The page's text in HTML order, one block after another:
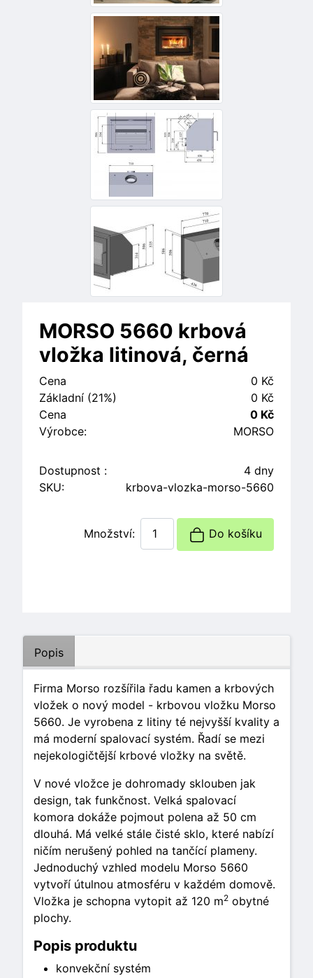
MORSO 5660 krbová
vložka litinová, černá
Cena
0 Kč
Základní (21%)
0 Kč
Cena
0 Kč
Výrobce:
MORSO
Dostupnost :
4 dny
SKU:
krbova-vlozka-morso-5660
Množství: Do košíku
Popis
Firma Morso rozšířila řadu kamen a krbových
vložek o nový model - krbovou vložku Morso
5660. Je vyrobena z litiny té nejvyšší kvality a
má moderní spalovací systém. Řadí se mezi
nejekologičtější krbové vložky na světě.
V nové vložce je dohromady sklouben jak
design, tak funkčnost. Velká spalovací
komora dokáže pojmout polena až 50 cm
dlouhá. Má velké stále čisté sklo, které nabízí
ničím nerušený pohled na tančící plameny.
Jednoduchý vzhled modelu Morso 5660
vytvoří útulnou atmosféru v každém domově.
Vložka je schopna vytopit až 120 m2 obytné
plochy.
Popis produktu
konvekční systém